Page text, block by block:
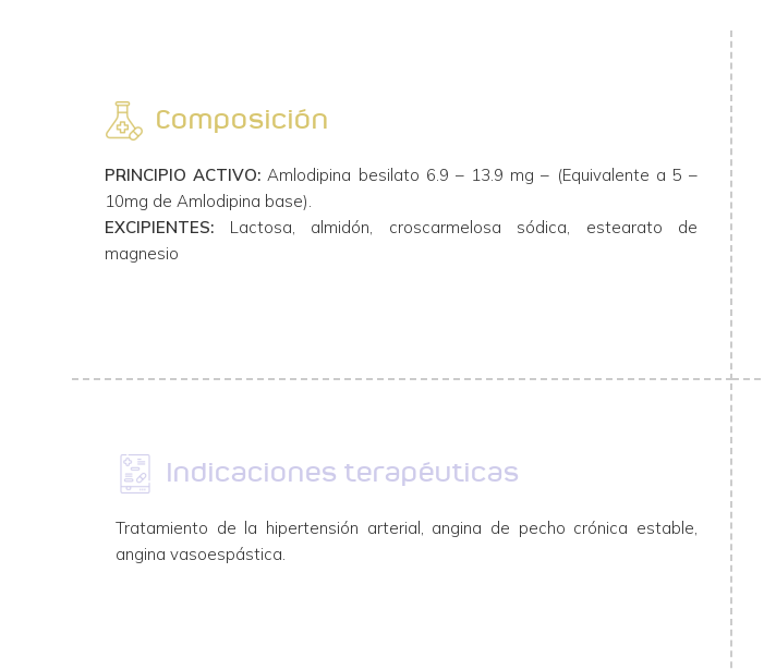
Composición
PRINCIPIO ACTIVO: Amlodipina besilato 6.9 – 13.9 mg – (Equivalente a 5 –
10mg de Amlodipina base).
EXCIPIENTES: Lactosa, almidón, croscarmelosa sódica, estearato de
magnesio
Indicaciones terapéuticas
Tratamiento de la hipertensión arterial, angina de pecho crónica estable,
angina vasoespástica.